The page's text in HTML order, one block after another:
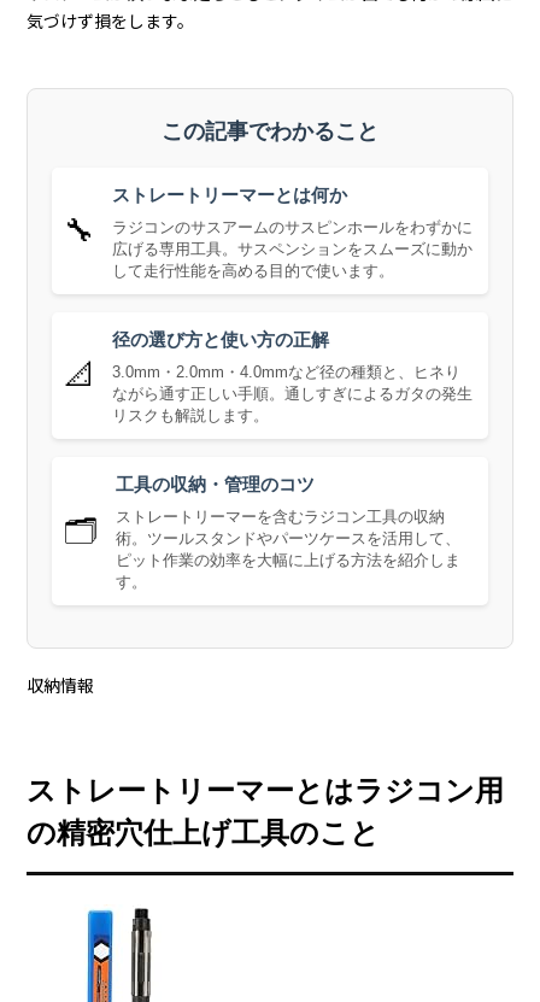
気づけず損をします。
この記事でわかること
🔧
ストレートリーマーとは何か
ラジコンのサスアームのサスピンホールをわずかに
広げる専用工具。サスペンションをスムーズに動か
して走行性能を高める目的で使います。
📐
径の選び方と使い方の正解
3.0mm・2.0mm・4.0mmなど径の種類と、ヒネり
ながら通す正しい手順。通しすぎによるガタの発生
リスクも解説します。
🗂️
工具の収納・管理のコツ
ストレートリーマーを含むラジコン工具の収納
術。ツールスタンドやパーツケースを活用して、
ピット作業の効率を大幅に上げる方法を紹介しま
す。
収納情報
ストレートリーマーとはラジコン用
の精密穴仕上げ工具のこと